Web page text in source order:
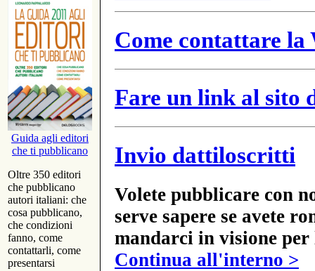
Guida agli editori
che ti pubblicano
Oltre 350 editori
che pubblicano
autori italiani: che
cosa pubblicano,
che condizioni
fanno, come
contattarli, come
presentarsi
Come contattare
Fare un link al sito
Invio dattiloscritti
Volete pubblicare con
serve sapere se avete
mandarci in visione
Continua all'interno >